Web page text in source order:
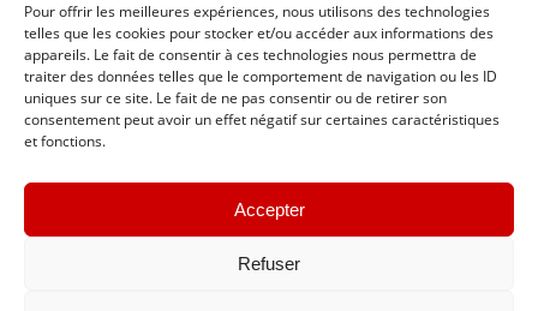
Pour offrir les meilleures expériences, nous utilisons des technologies
telles que les cookies pour stocker et/ou accéder aux informations des
appareils. Le fait de consentir à ces technologies nous permettra de
traiter des données telles que le comportement de navigation ou les ID
uniques sur ce site. Le fait de ne pas consentir ou de retirer son
consentement peut avoir un effet négatif sur certaines caractéristiques
et fonctions.
Accepter
Refuser
finales croisées.
C
l
u
C
l
u
C
l
i
p
o
u
p
a
C
l
u
C
l
u